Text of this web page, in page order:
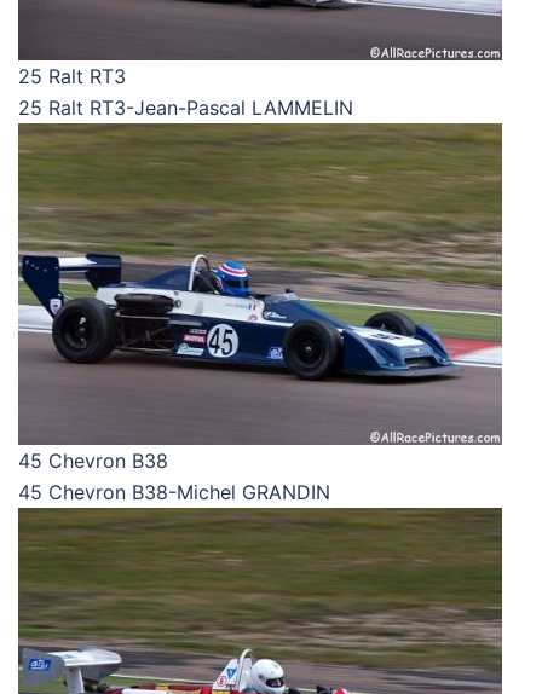
25 Ralt RT3
25 Ralt RT3-Jean-Pascal LAMMELIN
45 Chevron B38
45 Chevron B38-Michel GRANDIN